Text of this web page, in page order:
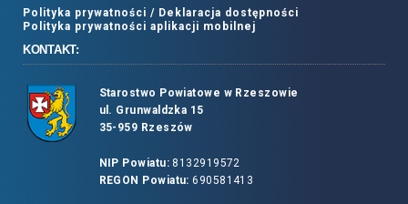
Polityka prywatności / Deklaracja dostępności
Polityka prywatności aplikacji mobilnej
KONTAKT:
Starostwo Powiatowe w Rzeszowie
ul. Grunwaldzka 15
35-959 Rzeszów
NIP Powiatu:8132919572
REGON Powiatu: 690581413